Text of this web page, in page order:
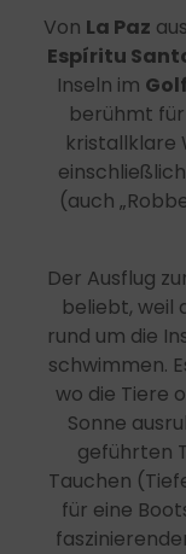
Von La Paz
Espíritu
Inseln im
berühmt
kristallklare
(auch
Der Ausflug
beliebt, weil
rund um die
schwimmen.
wo die Tiere
Sonne
geführten
Tauchen
für eine